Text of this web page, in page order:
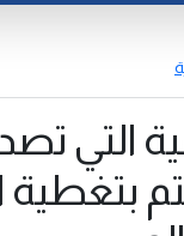
التي
بتغطية